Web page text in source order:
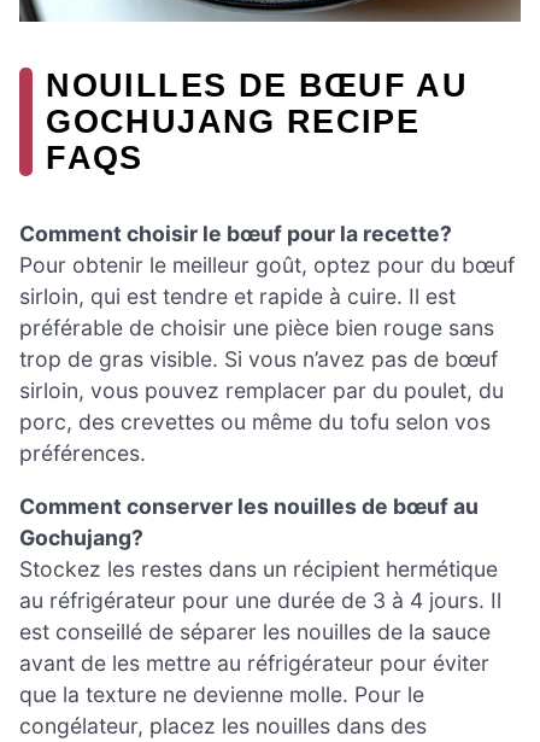
NOUILLES DE BŒUF AU
GOCHUJANG RECIPE
FAQS
Comment choisir le bœuf pour la recette?
Pour obtenir le meilleur goût, optez pour du bœuf
sirloin, qui est tendre et rapide à cuire. Il est
préférable de choisir une pièce bien rouge sans
trop de gras visible. Si vous n’avez pas de bœuf
sirloin, vous pouvez remplacer par du poulet, du
porc, des crevettes ou même du tofu selon vos
préférences.
Comment conserver les nouilles de bœuf au
Gochujang?
Stockez les restes dans un récipient hermétique
au réfrigérateur pour une durée de 3 à 4 jours. Il
est conseillé de séparer les nouilles de la sauce
avant de les mettre au réfrigérateur pour éviter
que la texture ne devienne molle. Pour le
congélateur, placez les nouilles dans des